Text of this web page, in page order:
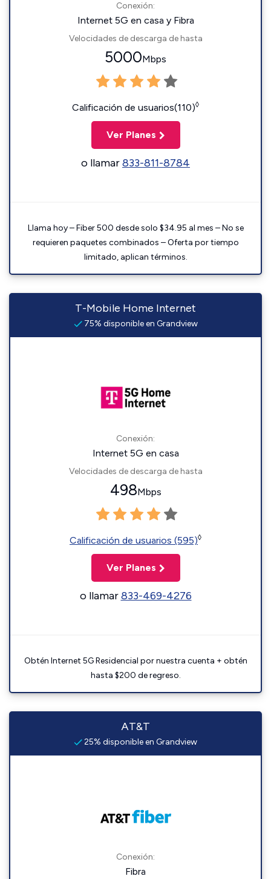
Conexión:
Internet 5G en casa y Fibra
Velocidades de descarga de hasta
5000Mbps
Calificación de usuarios(110)◊
Ver Planes
o llamar833-811-8784
Llama hoy – Fiber 500 desde solo $34.95 al mes – No se
requieren paquetes combinados – Oferta por tiempo
limitado, aplican términos.
T-Mobile Home Internet
75% disponible en Grandview
Conexión:
Internet 5G en casa
Velocidades de descarga de hasta
498Mbps
Calificación de usuarios (595)◊
Ver Planes
o llamar833-469-4276
Obtén Internet 5G Residencial por nuestra cuenta + obtén
hasta $200 de regreso.
AT&T
25% disponible en Grandview
Conexión:
Fibra